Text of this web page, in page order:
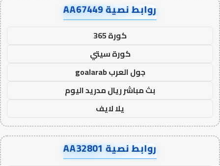
روابط نصية AA67449
كورة 365
كورة سيتي
جول العرب goalarab
بث مباشر ريال مدريد اليوم
يلا لايف
روابط نصية AA32801